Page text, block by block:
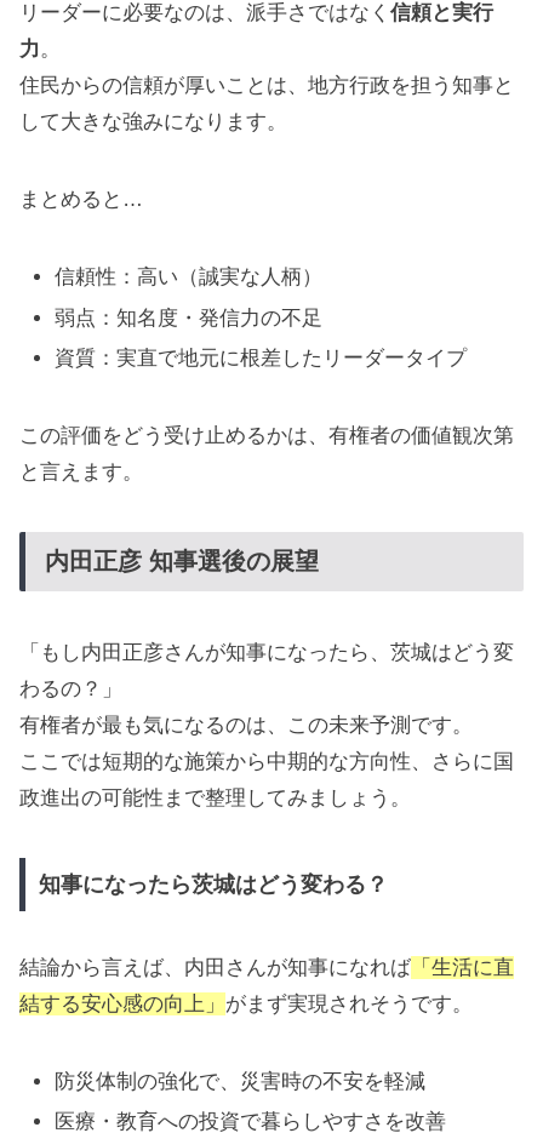
リーダーに必要なのは、派手さではなく 信頼と実行
力。
住民からの信頼が厚いことは、地方行政を担う知事と
して大きな強みになります。
まとめると…
信頼性：高い（誠実な人柄）
弱点：知名度・発信力の不足
資質：実直で地元に根差したリーダータイプ
この評価をどう受け止めるかは、有権者の価値観次第
と言えます。
内田正彦 知事選後の展望
「もし内田正彦さんが知事になったら、茨城はどう変
わるの？」
有権者が最も気になるのは、この未来予測です。
ここでは短期的な施策から中期的な方向性、さらに国
政進出の可能性まで整理してみましょう。
知事になったら茨城はどう変わる？
結論から言えば、内田さんが知事になれば 「生活に直
結する安心感の向上」 がまず実現されそうです。
防災体制の強化で、災害時の不安を軽減
医療・教育への投資で暮らしやすさを改善